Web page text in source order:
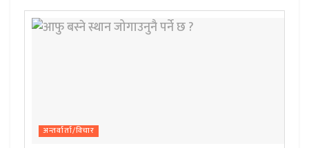
अन्तर्वार्ता/विचार